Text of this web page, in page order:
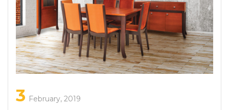
3 February, 2019